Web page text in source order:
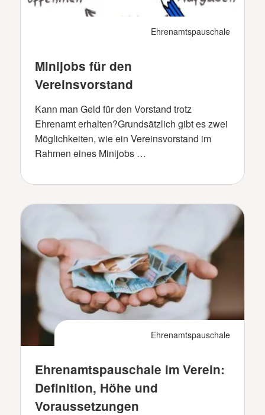
Ehrenamtspauschale
Minijobs für den
Vereinsvorstand
Kann man Geld für den Vorstand trotz
Ehrenamt erhalten?Grundsätzlich gibt es zwei
Möglichkeiten, wie ein Vereinsvorstand im
Rahmen eines Minijobs …
Ehrenamtspauschale
Ehrenamtspauschale im Verein:
Definition, Höhe und
Voraussetzungen